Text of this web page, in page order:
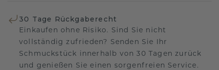
30 Tage Rückgaberecht
Einkaufen ohne Risiko. Sind Sie nicht
vollständig zufrieden? Senden Sie Ihr
Schmuckstück innerhalb von 30 Tagen zurück
und genießen Sie einen sorgenfreien Service.